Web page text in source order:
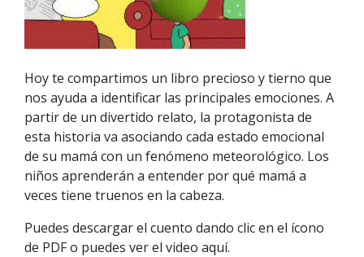
Hoy te compartimos un libro precioso y tierno que
nos ayuda a identificar las principales emociones. A
partir de un divertido relato, la protagonista de
esta historia va asociando cada estado emocional
de su mamá con un fenómeno meteorológico. Los
niños aprenderán a entender por qué mamá a
veces tiene truenos en la cabeza.
Puedes descargar el cuento dando clic en el ícono
de PDF o puedes ver el video aquí.